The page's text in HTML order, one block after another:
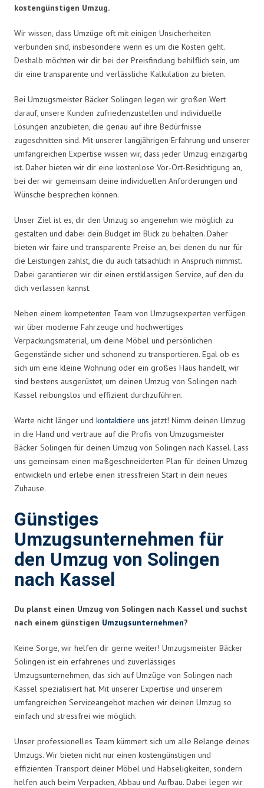
kostengünstigen Umzug.
Wir wissen, dass Umzüge oft mit einigen Unsicherheiten
verbunden sind, insbesondere wenn es um die Kosten geht.
Deshalb möchten wir dir bei der Preisfindung behilflich sein, um
dir eine transparente und verlässliche Kalkulation zu bieten.
Bei Umzugsmeister Bäcker Solingen legen wir großen Wert
darauf, unsere Kunden zufriedenzustellen und individuelle
Lösungen anzubieten, die genau auf ihre Bedürfnisse
zugeschnitten sind. Mit unserer langjährigen Erfahrung und unserer
umfangreichen Expertise wissen wir, dass jeder Umzug einzigartig
ist. Daher bieten wir dir eine kostenlose Vor-Ort-Besichtigung an,
bei der wir gemeinsam deine individuellen Anforderungen und
Wünsche besprechen können.
Unser Ziel ist es, dir den Umzug so angenehm wie möglich zu
gestalten und dabei dein Budget im Blick zu behalten. Daher
bieten wir faire und transparente Preise an, bei denen du nur für
die Leistungen zahlst, die du auch tatsächlich in Anspruch nimmst.
Dabei garantieren wir dir einen erstklassigen Service, auf den du
dich verlassen kannst.
Neben einem kompetenten Team von Umzugsexperten verfügen
wir über moderne Fahrzeuge und hochwertiges
Verpackungsmaterial, um deine Möbel und persönlichen
Gegenstände sicher und schonend zu transportieren. Egal ob es
sich um eine kleine Wohnung oder ein großes Haus handelt, wir
sind bestens ausgerüstet, um deinen Umzug von Solingen nach
Kassel reibungslos und effizient durchzuführen.
Warte nicht länger und kontaktiere uns jetzt! Nimm deinen Umzug
in die Hand und vertraue auf die Profis von Umzugsmeister
Bäcker Solingen für deinen Umzug von Solingen nach Kassel. Lass
uns gemeinsam einen maßgeschneiderten Plan für deinen Umzug
entwickeln und erlebe einen stressfreien Start in dein neues
Zuhause.
Günstiges
Umzugsunternehmen für
den Umzug von Solingen
nach Kassel
Du planst einen Umzug von Solingen nach Kassel und suchst
nach einem günstigen Umzugsunternehmen?
Keine Sorge, wir helfen dir gerne weiter! Umzugsmeister Bäcker
Solingen ist ein erfahrenes und zuverlässiges
Umzugsunternehmen, das sich auf Umzüge von Solingen nach
Kassel spezialisiert hat. Mit unserer Expertise und unserem
umfangreichen Serviceangebot machen wir deinen Umzug so
einfach und stressfrei wie möglich.
Unser professionelles Team kümmert sich um alle Belange deines
Umzugs. Wir bieten nicht nur einen kostengünstigen und
effizienten Transport deiner Möbel und Habseligkeiten, sondern
helfen auch beim Verpacken, Abbau und Aufbau. Dabei legen wir